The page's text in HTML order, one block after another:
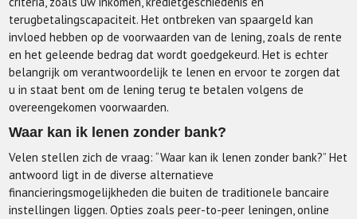
terugbetalingscapaciteit. Het ontbreken van spaargeld kan
invloed hebben op de voorwaarden van de lening, zoals de rente
en het geleende bedrag dat wordt goedgekeurd. Het is echter
belangrijk om verantwoordelijk te lenen en ervoor te zorgen dat
u in staat bent om de lening terug te betalen volgens de
overeengekomen voorwaarden.
Waar kan ik lenen zonder bank?
Velen stellen zich de vraag: “Waar kan ik lenen zonder bank?” Het
antwoord ligt in de diverse alternatieve
financieringsmogelijkheden die buiten de traditionele bancaire
instellingen liggen. Opties zoals peer-to-peer leningen, online